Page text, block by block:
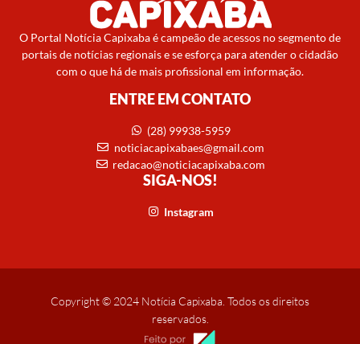
O Portal Notícia Capixaba é campeão de acessos no segmento de
portais de notícias regionais e se esforça para atender o cidadão
com o que há de mais profissional em informação.
ENTRE EM CONTATO
(28) 99938-5959
noticiacapixabaes@gmail.com
redacao@noticiacapixaba.com
SIGA-NOS!
Instagram
Copyright © 2024 Notícia Capixaba. Todos os direitos
reservados.